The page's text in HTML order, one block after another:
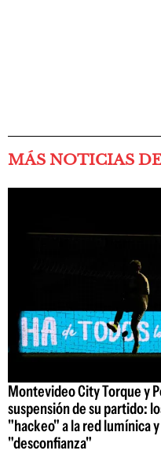
MÁS NOTICIAS
Montevideo City Torque y
suspensión de su partido:
"hackeo" a la red lumínica
"desconfianza"